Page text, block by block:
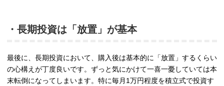
・長期投資は「放置」が基本
最後に、長期投資において、購入後は基本的に「放置」するくらい
の心構えが丁度良いです。ずっと気にかけて一喜一憂していては本
末転倒になってしまいます。特に毎月1万円程度を積立式で投資す